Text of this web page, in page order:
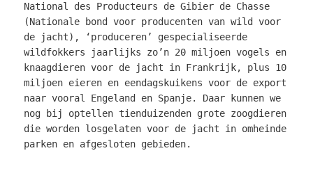
National des Producteurs de Gibier de Chasse
(Nationale bond voor producenten van wild voor
de jacht), ‘produceren’ gespecialiseerde
wildfokkers jaarlijks zo’n 20 miljoen vogels en
knaagdieren voor de jacht in Frankrijk, plus 10
miljoen eieren en eendagskuikens voor de export
naar vooral Engeland en Spanje. Daar kunnen we
nog bij optellen tienduizenden grote zoogdieren
die worden losgelaten voor de jacht in omheinde
parken en afgesloten gebieden.